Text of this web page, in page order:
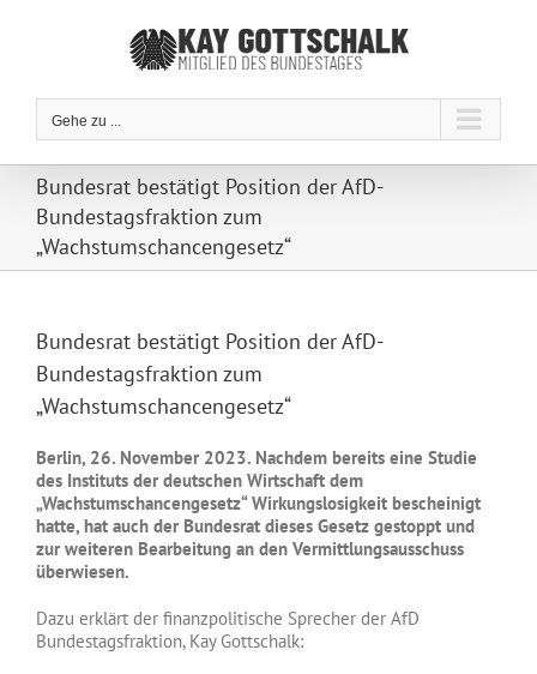
Gehe zu ...
Bundesrat bestätigt Position der AfD-
Bundestagsfraktion zum
„Wachstumschancengesetz“
Bundesrat bestätigt Position der AfD-
Bundestagsfraktion zum
„Wachstumschancengesetz“
Berlin, 26. November 2023. Nachdem bereits eine Studie
des Instituts der deutschen Wirtschaft dem
„Wachstumschancengesetz“ Wirkungslosigkeit bescheinigt
hatte, hat auch der Bundesrat dieses Gesetz gestoppt und
zur weiteren Bearbeitung an den Vermittlungsausschuss
überwiesen.
Dazu erklärt der finanzpolitische Sprecher der AfD
Bundestagsfraktion, Kay Gottschalk: